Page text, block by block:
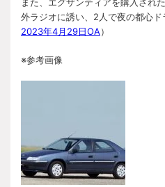
外ラジオに誘い、2人で夜の都心
2023年4月29日OA）
※参考画像